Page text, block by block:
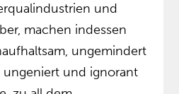
und
machen indessen
ungemindert
ungeniert und ignorant